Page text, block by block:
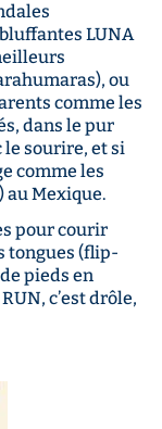
LUNA
ou
comme les
dans le pur
le sourire, et si
comme les
au Mexique.
pour courir
tongues (flip-
pieds en
c’est drôle,